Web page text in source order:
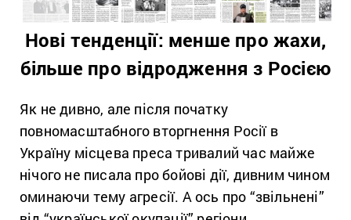
Нові тенденції: менше про жахи,
більше про відродження з Росією
Як не дивно, але після початку
повномасштабного вторгнення Росії в
Україну місцева преса тривалий час майже
нічого не писала про бойові дії, дивним чином
оминаючи тему агресії. А ось про “звільнені”